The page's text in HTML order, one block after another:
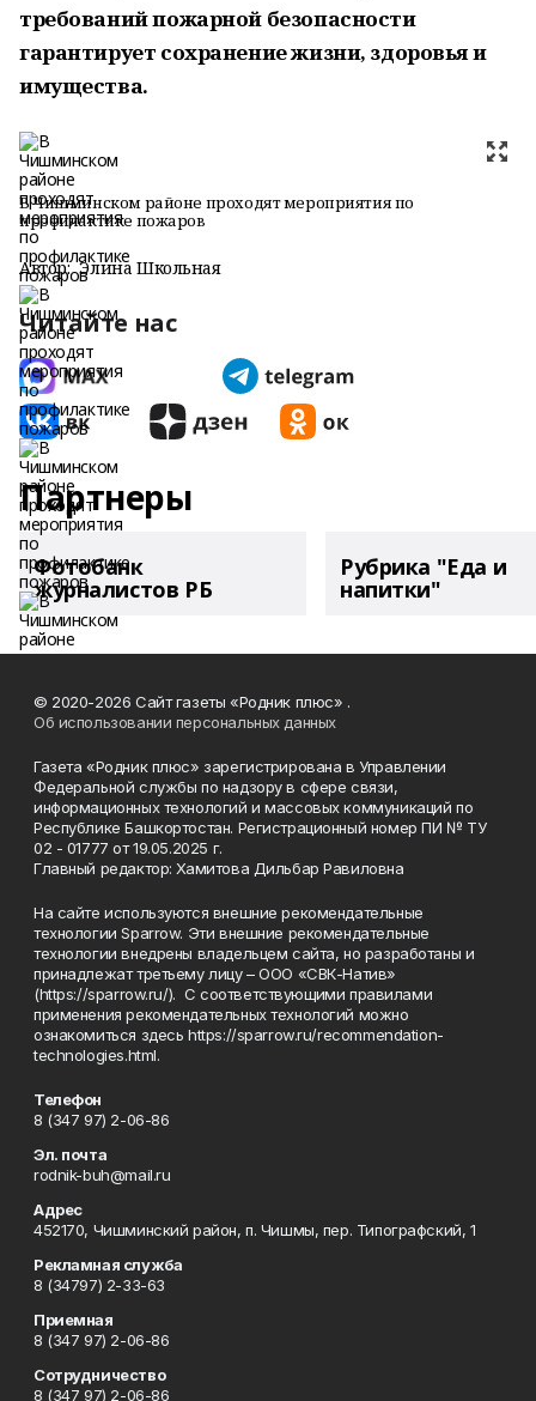
требований пожарной безопасности
гарантирует сохранение жизни, здоровья и
имущества.
В Чишминском районе проходят мероприятия по
профилактике пожаров
Автор: Элина Школьная
Читайте нас
Партнеры
Фотобанк
журналистов РБ
Рубрика "Еда и
напитки"
© 2020-2026 Сайт газеты «Родник плюс» .
Об использовании персональных данных
Газета «Родник плюс» зарегистрирована в Управлении
Федеральной службы по надзору в сфере связи,
информационных технологий и массовых коммуникаций по
Республике Башкортостан. Регистрационный номер ПИ № ТУ
02 - 01777 от 19.05.2025 г.
Главный редактор: Хамитова Дильбар Равиловна
На сайте используются внешние рекомендательные
технологии Sparrow. Эти внешние рекомендательные
технологии внедрены владельцем сайта, но разработаны и
принадлежат третьему лицу – ООО «СВК-Натив»
(https://sparrow.ru/). С соответствующими правилами
применения рекомендательных технологий можно
ознакомиться здесь https://sparrow.ru/recommendation-
technologies.html.
Телефон
8 (347 97) 2-06-86
Эл. почта
rodnik-buh@mail.ru
Адрес
452170, Чишминский район, п. Чишмы, пер. Типографский, 1
Рекламная служба
8 (34797) 2-33-63
Приемная
8 (347 97) 2-06-86
Сотрудничество
8 (347 97) 2-06-86